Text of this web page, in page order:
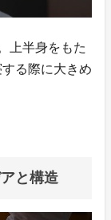
上半身をもた
る際に大きめ
と構造